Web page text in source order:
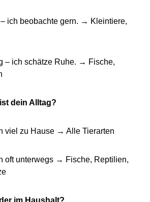
– ich beobachte gern. → Kleintiere,
– ich schätze Ruhe. → Fische,
dein Alltag?
viel zu Hause → Alle Tierarten
oft unterwegs → Fische, Reptilien,
im Haushalt?